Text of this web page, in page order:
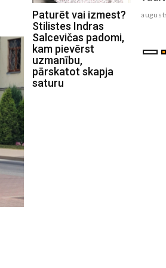
Paturēt vai izmest?
Stilistes Indras
Salcevičas padomi,
kam pievērst
uzmanību,
pārskatot skapja
saturu